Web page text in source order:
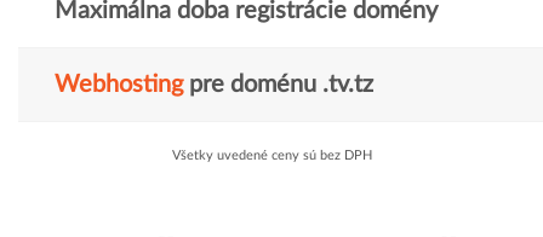
Maximálna doba registrácie domény
Webhostingpre doménu .tv.tz
Všetky uvedené ceny sú bez DPH